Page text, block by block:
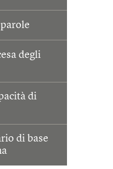
degli
di
di base